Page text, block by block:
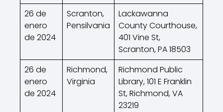
26 de
enero
de 2024
Scranton,
Pensilvania
Lackawanna
County Courthouse,
401 Vine St,
Scranton, PA 18503
26 de
enero
de 2024
Richmond,
Virginia
Richmond Public
Library, 101 E Franklin
St, Richmond, VA
23219